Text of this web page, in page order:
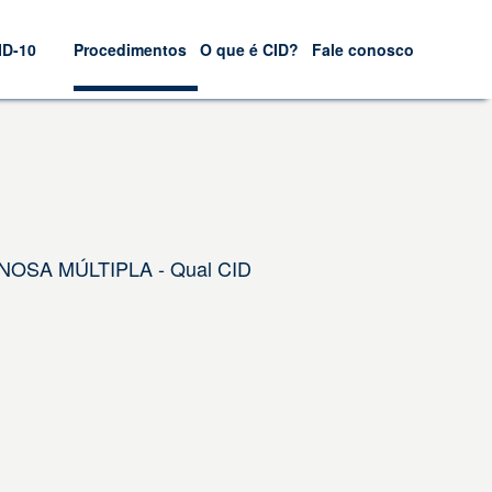
10 Procedimentos O que é CID? Fale conosco
MÚLTIPLA - Qual CID